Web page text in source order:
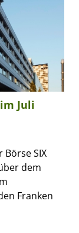
Juli
SIX
dem
Franken